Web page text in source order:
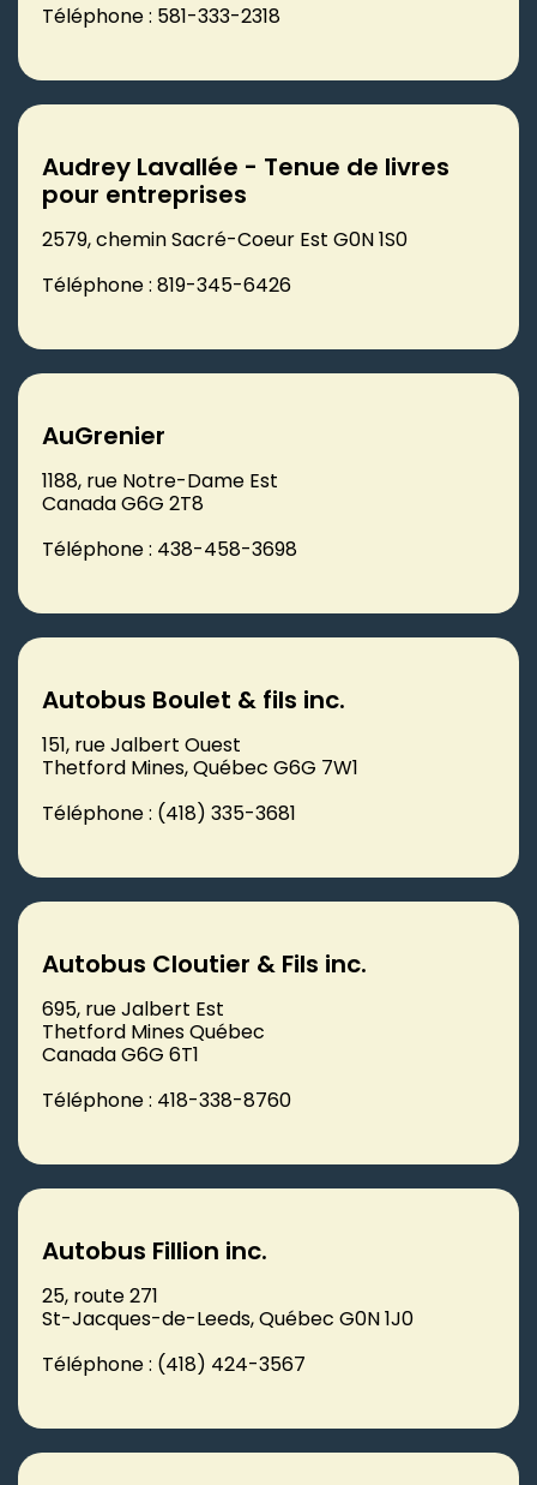
Téléphone : 581-333-2318
Audrey Lavallée - Tenue de livres
pour entreprises
2579, chemin Sacré-Coeur Est G0N 1S0
Téléphone : 819-345-6426
AuGrenier
1188, rue Notre-Dame Est
Canada G6G 2T8
Téléphone : 438-458-3698
Autobus Boulet & fils inc.
151, rue Jalbert Ouest
Thetford Mines, Québec G6G 7W1
Téléphone : (418) 335-3681
Autobus Cloutier & Fils inc.
695, rue Jalbert Est
Thetford Mines Québec
Canada G6G 6T1
Téléphone : 418-338-8760
Autobus Fillion inc.
25, route 271
St-Jacques-de-Leeds, Québec G0N 1J0
Téléphone : (418) 424-3567